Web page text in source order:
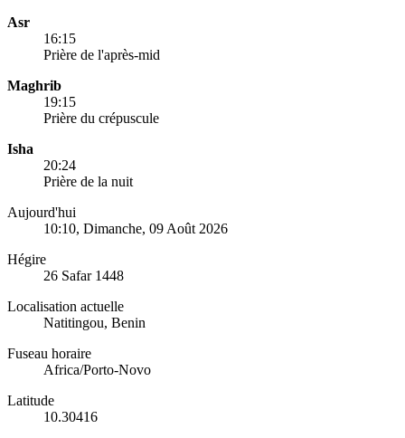
Asr
16:15
Prière de l'après-mid
Maghrib
19:15
Prière du crépuscule
Isha
20:24
Prière de la nuit
Aujourd'hui
10:10, Dimanche, 09 Août 2026
Hégire
26 Safar 1448
Localisation actuelle
Natitingou, Benin
Fuseau horaire
Africa/Porto-Novo
Latitude
10.30416